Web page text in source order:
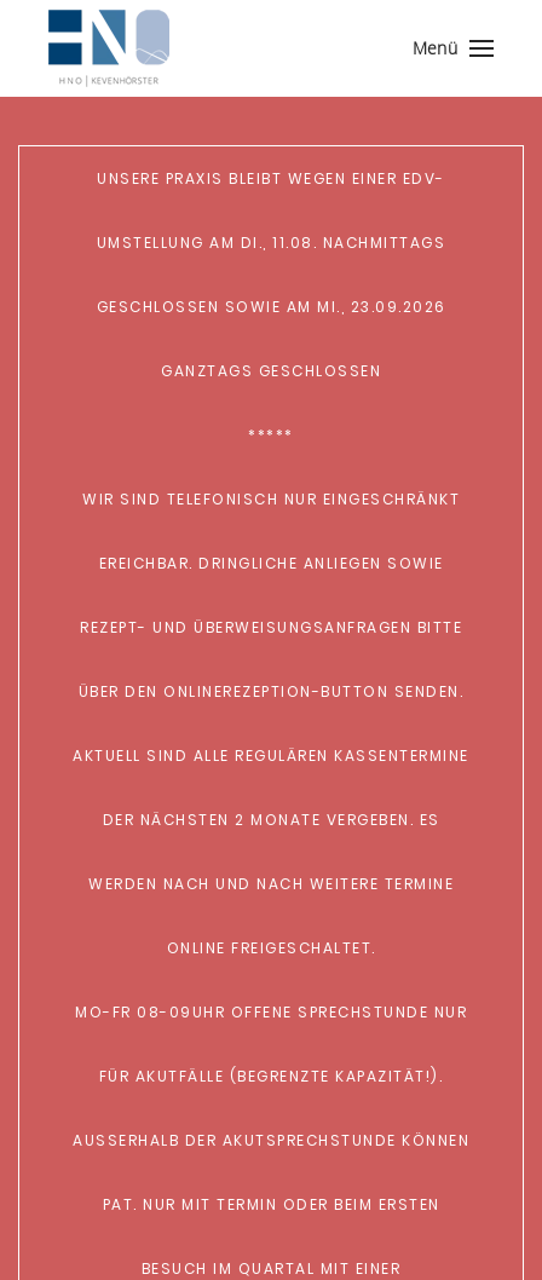
Menü
UNSERE PRAXIS BLEIBT WEGEN EINER EDV-
UMSTELLUNG AM DI., 11.08. NACHMITTAGS
GESCHLOSSEN SOWIE AM MI., 23.09.2026
GANZTAGS GESCHLOSSEN
*****
WIR SIND TELEFONISCH NUR EINGESCHRÄNKT
EREICHBAR. DRINGLICHE ANLIEGEN SOWIE
REZEPT- UND ÜBERWEISUNGSANFRAGEN BITTE
ÜBER DEN ONLINEREZEPTION-BUTTON SENDEN.
AKTUELL SIND ALLE REGULÄREN KASSENTERMINE
DER NÄCHSTEN 2 MONATE VERGEBEN. ES
WERDEN NACH UND NACH WEITERE TERMINE
ONLINE FREIGESCHALTET.
MO-FR 08-09UHR OFFENE SPRECHSTUNDE NUR
FÜR AKUTFÄLLE (BEGRENZTE KAPAZITÄT!).
AUSSERHALB DER AKUTSPRECHSTUNDE KÖNNEN
PAT. NUR MIT TERMIN ODER BEIM ERSTEN B
ESUCH IM QUARTAL MIT EINER D